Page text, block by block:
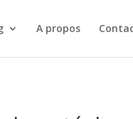
A propos